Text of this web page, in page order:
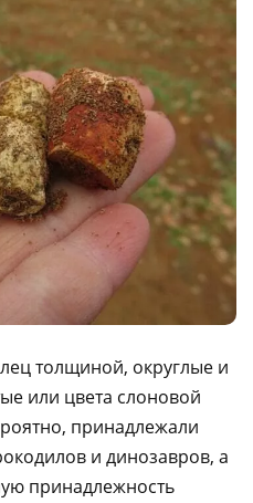
толщиной, округлые и
или цвета слоновой
принадлежали
и динозавров, а
принадлежность